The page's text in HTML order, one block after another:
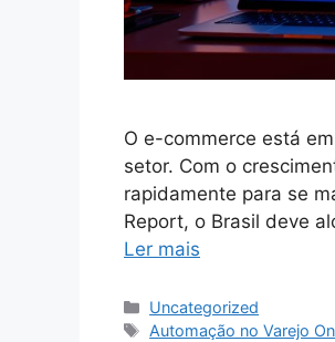
O e-commerce está
setor. Com o
rapidamente para se
Report, o Brasil deve
Ler mais
Categorias
Uncategorized
Tags
Automação no Varejo